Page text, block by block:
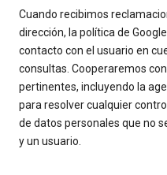
Cuando recibimos
dirección, la política de
contacto con el usuario en
consultas. Cooperaremos
pertinentes, incluyendo la
para resolver cualquier
de datos personales que no
y un usuario.